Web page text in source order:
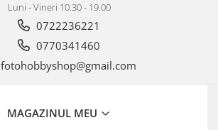
Luni - Vineri 10.30 - 19.00
0722236221
0770341460
fotohobbyshop@gmail.com
MAGAZINUL MEU